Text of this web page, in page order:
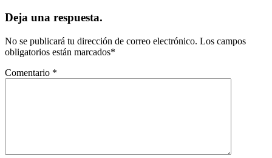
Deja una respuesta.
No se publicará tu dirección de correo electrónico. Los campos
obligatorios están marcados*
Comentario *